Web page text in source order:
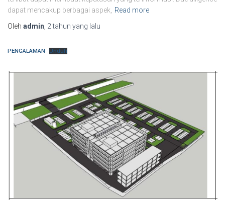
dapat mencakup berbagai aspek,
Read more
Oleh admin 2 tahun yang lalu
PENGALAMAN Unduh